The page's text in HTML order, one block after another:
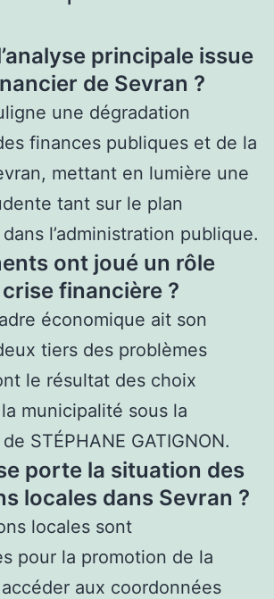
principale issue
de Sevran ?
une dégradation
finances publiques et de la
mettant en lumière une
tant sur le plan
l’administration publique.
ont joué un rôle
financière ?
économique ait son
tiers des problèmes
le résultat des choix
municipalité sous la
STÉPHANE GATIGNON.
porte la situation des
locales dans Sevran ?
locales sont
pour la promotion de la
aux coordonnées